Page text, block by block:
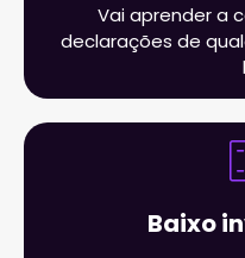
Vai aprender a
declarações de
Baixo